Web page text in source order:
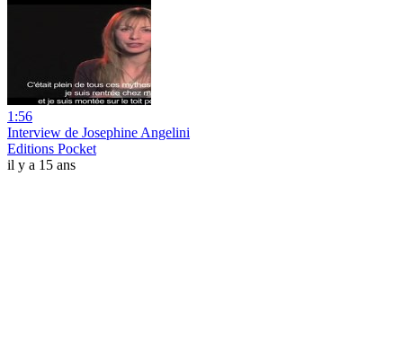
1:56
Interview de Josephine Angelini
Editions Pocket
il y a 15 ans